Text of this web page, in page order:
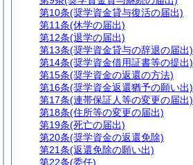
第10条(奨学資金貸与復活の届出)
第11条(休学の届出)
第12条(退学の届出)
第13条(奨学資金貸与の辞退の届出)
第14条(奨学資金借用証書等の提出)
第15条(奨学資金の返還の方法)
第16条(奨学資金返還猶予の願い出)
第17条(連帯保証人等の変更の届出)
第18条(住所等の変更の届出)
第19条(死亡の届出)
第20条(奨学資金の返還免除)
第21条(返還免除の願い出)
第22条(委任)